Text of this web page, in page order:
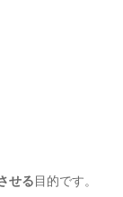
せる目的です。